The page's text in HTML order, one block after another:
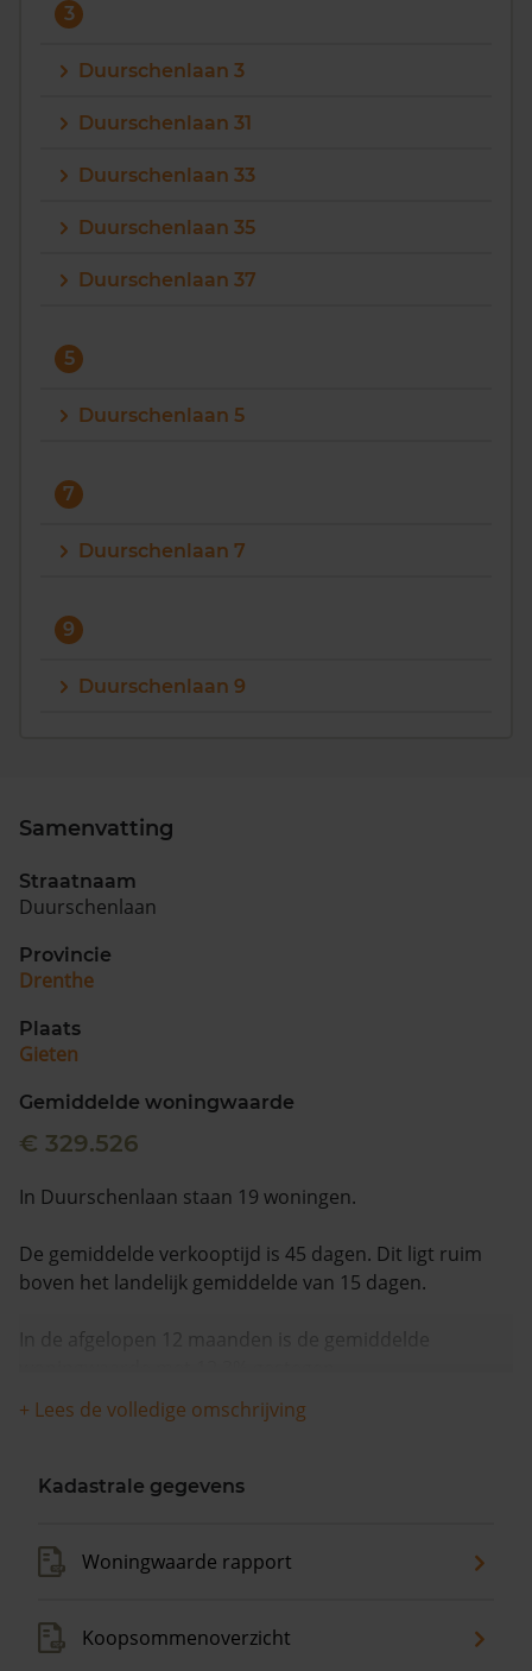
3
Duurschenlaan 3
Duurschenlaan 31
Duurschenlaan 33
Duurschenlaan 35
Duurschenlaan 37
5
Duurschenlaan 5
7
Duurschenlaan 7
9
Duurschenlaan 9
Samenvatting
Straatnaam
Duurschenlaan
Provincie
Drenthe
Plaats
Gieten
Gemiddelde woningwaarde
€ 329.526
In Duurschenlaan staan 19 woningen.
De gemiddelde verkooptijd is 45 dagen. Dit ligt ruim
boven het landelijk gemiddelde van 15 dagen.
In de afgelopen 12 maanden is de gemiddelde
+ Lees de volledige omschrijving
Kadastrale gegevens
Woningwaarde rapport
Koopsommenoverzicht